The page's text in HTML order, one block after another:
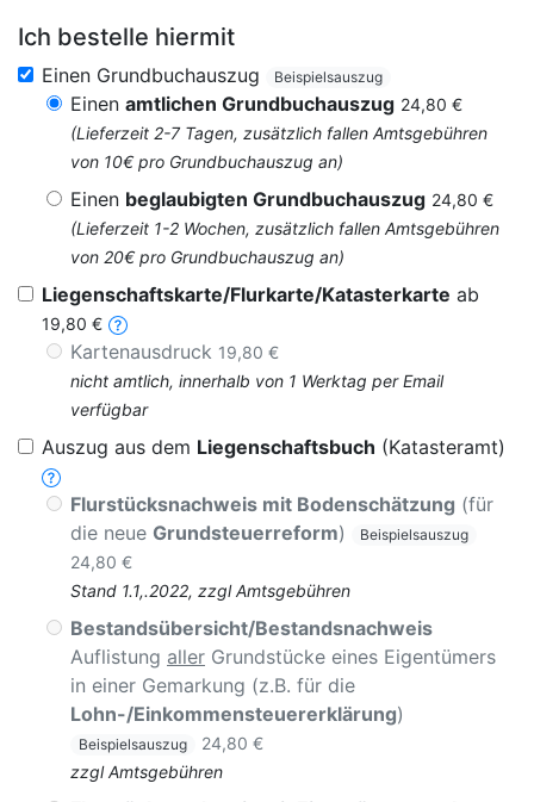
Ich bestelle hiermit
Einen Grundbuchauszug Beispielsauszug
Einen amtlichen Grundbuchauszug 24,80 €
(Lieferzeit 2-7 Tagen, zusätzlich fallen Amtsgebühren
von 10€ pro Grundbuchauszug an)
Einen beglaubigten Grundbuchauszug 24,80 €
(Lieferzeit 1-2 Wochen, zusätzlich fallen Amtsgebühren
von 20€ pro Grundbuchauszug an)
Liegenschaftskarte/Flurkarte/Katasterkarte ab
19,80 €
Kartenausdruck 19,80 €
nicht amtlich, innerhalb von 1 Werktag per Email
verfügbar
Auszug aus dem Liegenschaftsbuch (Katasteramt)
Flurstücksnachweis mit Bodenschätzung (für
die neue Grundsteuerreform) Beispielsauszug
24,80 €
Stand 1.1,.2022, zzgl Amtsgebühren
Bestandsübersicht/Bestandsnachweis
Auflistung aller Grundstücke eines Eigentümers
in einer Gemarkung (z.B. für die
Lohn-/Einkommensteuererklärung)
Beispielsauszug
24,80 €
zzgl Amtsgebühren